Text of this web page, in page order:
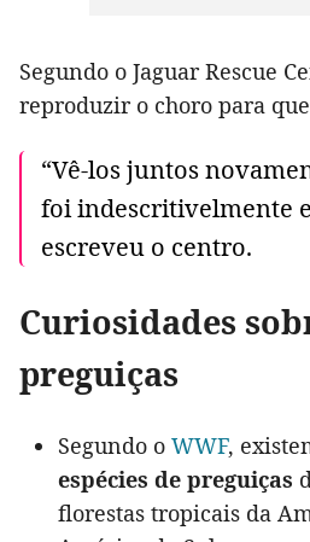
Segundo o Jaguar Rescue
reproduzir o choro para
“Vê-los juntos
foi indescritivelmente
escreveu o centro.
Curiosidades
preguiças
Segundo o WWF,
espécies de preguiças
florestas tropicais da